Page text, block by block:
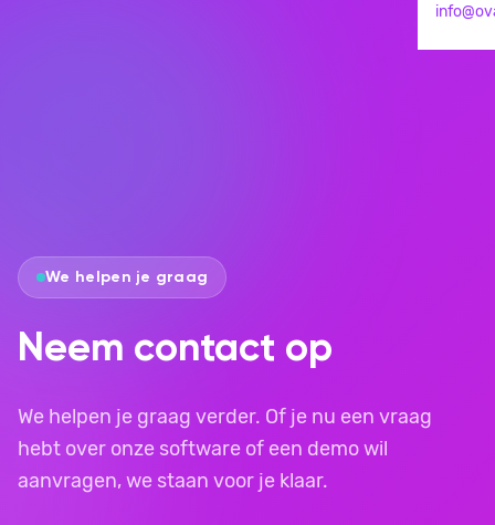
We helpen je graag
Neem contact op
We helpen je graag verder. Of je nu een vraag
hebt over onze software of een demo wil
aanvragen, we staan voor je klaar.